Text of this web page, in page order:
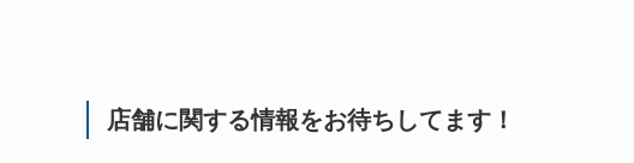
店舗に関する情報をお待ちしてます！